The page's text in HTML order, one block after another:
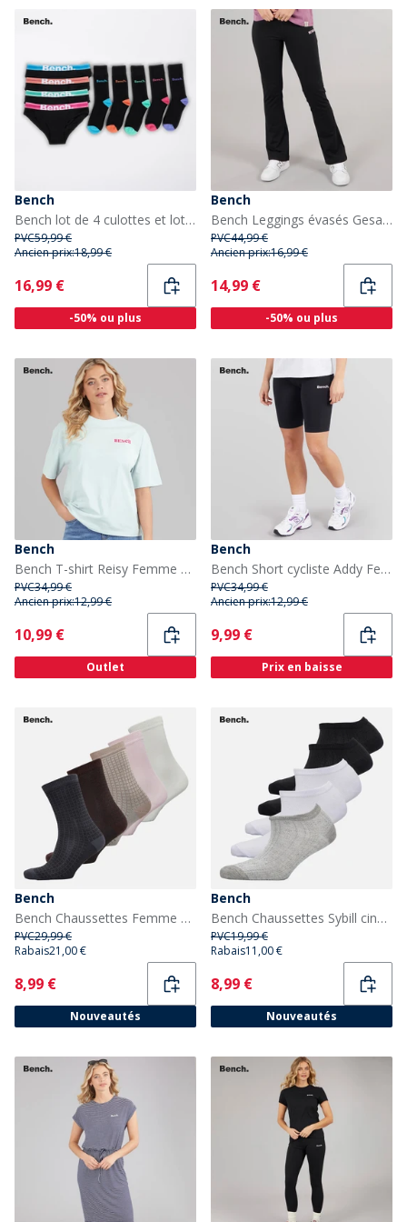
Bench
Bench lot de 4 culottes et lot de 5 chaussettes Femme Siffrala Noir
PVC59,99 €
Ancien prix:18,99 €
Current
16,99 €
-50% ou plus
Bench
Bench Leggings évasés Gesa Femme Noir
PVC44,99 €
Ancien prix:16,99 €
Current
14,99 €
-50% ou plus
Bench
Bench T-shirt Reisy Femme Baby Blue
PVC34,99 €
Ancien prix:12,99 €
Current
10,99 €
Outlet
Bench
Bench Short cycliste Addy Femme Noir
PVC34,99 €
Ancien prix:12,99 €
Current
9,99 €
Prix en baisse
Bench
Bench Chaussettes Femme Kerstan lot de 5 Mixed
PVC29,99 €
Rabais21,00 €
Current
8,99 €
Nouveautés
Bench
Bench Chaussettes Sybill cinq paires Femme Mixed
PVC19,99 €
Rabais11,00 €
Current
8,99 €
Nouveautés